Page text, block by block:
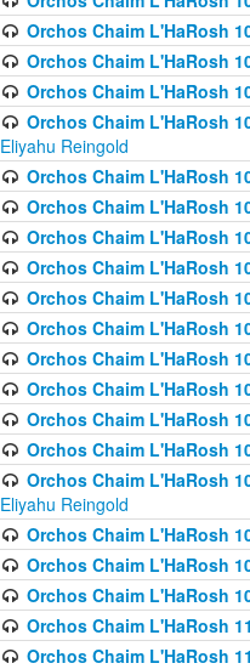
Orchos Chaim L'HaRosh
Orchos Chaim L'HaRosh
Orchos Chaim L'HaRosh
Orchos Chaim L'HaRosh
Eliyahu Reingold
Orchos Chaim L'HaRosh
Orchos Chaim L'HaRosh
Orchos Chaim L'HaRosh
Orchos Chaim L'HaRosh
Orchos Chaim L'HaRosh
Orchos Chaim L'HaRosh
Orchos Chaim L'HaRosh
Orchos Chaim L'HaRosh
Orchos Chaim L'HaRosh
Orchos Chaim L'HaRosh
Orchos Chaim L'HaRosh
Eliyahu Reingold
Orchos Chaim L'HaRosh
Orchos Chaim L'HaRosh
Orchos Chaim L'HaRosh
Orchos Chaim L'HaRosh
Orchos Chaim L'HaRosh